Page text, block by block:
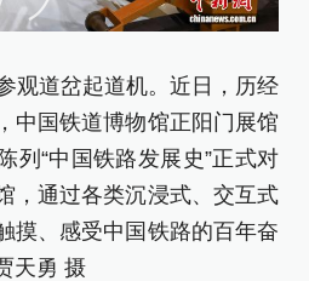
观道岔起道机。近日，历经
中国铁道博物馆正阳门展馆
列“中国铁路发展史”正式对
，通过各类沉浸式、交互式
摸、感受中国铁路的百年奋
天勇 摄